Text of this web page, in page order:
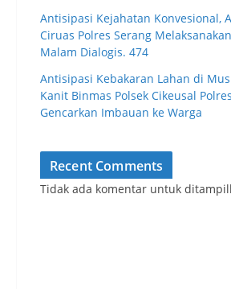
Antisipasi Kejahatan Konvesional,
Ciruas Polres Serang
Malam Dialogis. 474
Antisipasi Kebakaran Lahan di
Kanit Binmas Polsek Cikeusal
Gencarkan Imbauan ke Warga
Recent Comments
Tidak ada komentar untuk